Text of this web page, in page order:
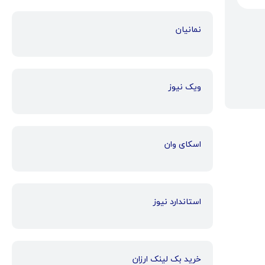
نمانیان
ویک نیوز
اسکای وان
استاندارد نیوز
خرید بک لینک ارزان